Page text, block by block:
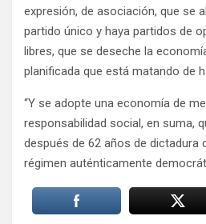
expresión, de asociación, que se
partido único y haya partidos de
libres, que se deseche la
planificada que está matando de
“Y se adopte una economía de
responsabilidad social, en suma,
después de 62 años de dictadura
régimen auténticamente